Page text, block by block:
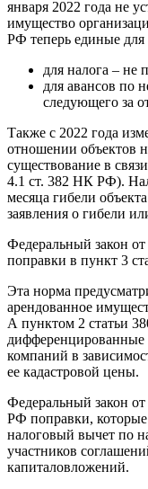
января 2022 года не
имущество
РФ теперь единые
для налога – не
для авансов по
следующего за
Также с 2022 года
отношении объектов
существование в
4.1 ст. 382 НК РФ).
месяца гибели
заявления о гибели
Федеральный закон
поправки в пункт 3
Эта норма
арендованное
А пунктом 2 статьи
дифференцированные
компаний в
ее кадастровой цены.
Федеральный закон
РФ поправки,
налоговый вычет по
участников
капиталовложений.